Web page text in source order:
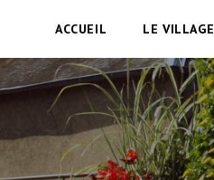
ACCUEIL LE VILLAGE